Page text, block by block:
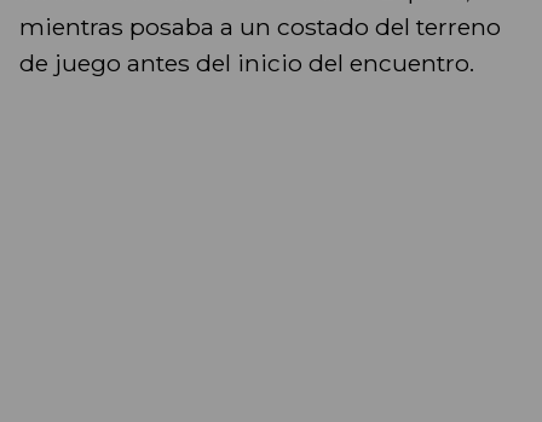
mientras posaba a un costado del terreno
de juego antes del inicio del encuentro.